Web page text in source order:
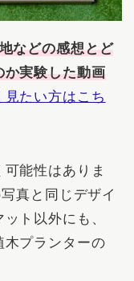
などの感想とど
か実験した動画
見たい方はこち
能性はありま
真と同じデザイ
ト以外にも、
木プランターの